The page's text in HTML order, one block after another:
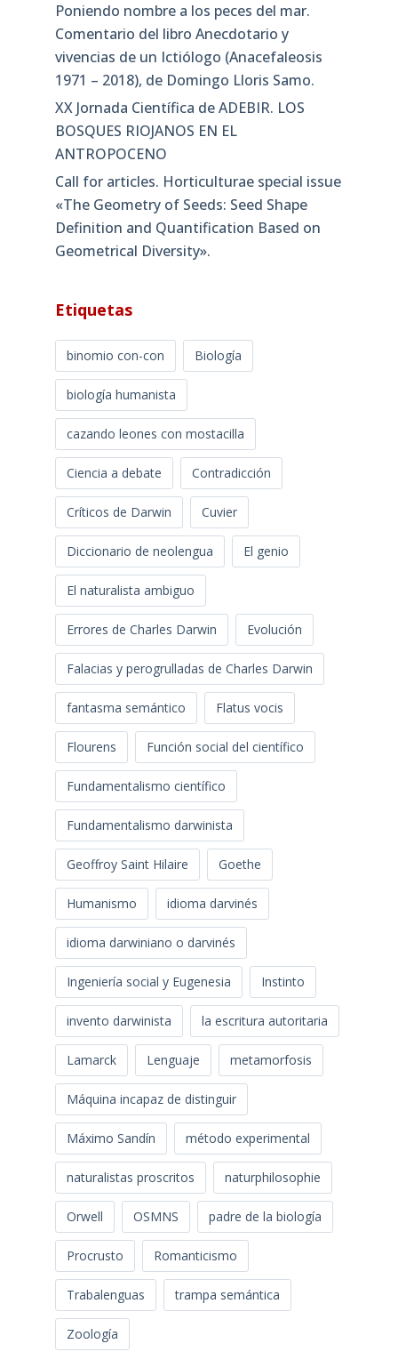
Poniendo nombre a los peces del mar.
Comentario del libro Anecdotario y
vivencias de un Ictiólogo (Anacefaleosis
1971 – 2018), de Domingo Lloris Samo.
XX Jornada Científica de ADEBIR. LOS
BOSQUES RIOJANOS EN EL
ANTROPOCENO
Call for articles. Horticulturae special issue
«The Geometry of Seeds: Seed Shape
Definition and Quantification Based on
Geometrical Diversity»​.
Etiquetas
binomio con-con Biología
biología humanista
cazando leones con mostacilla
Ciencia a debate Contradicción
Críticos de Darwin Cuvier
Diccionario de neolengua El genio
El naturalista ambiguo
Errores de Charles Darwin Evolución
Falacias y perogrulladas de Charles Darwin
fantasma semántico Flatus vocis
Flourens Función social del científico
Fundamentalismo científico
Fundamentalismo darwinista
Geoffroy Saint Hilaire Goethe
Humanismo idioma darvinés
idioma darwiniano o darvinés
Ingeniería social y Eugenesia Instinto
invento darwinista la escritura autoritaria
Lamarck Lenguaje metamorfosis
Máquina incapaz de distinguir
Máximo Sandín método experimental
naturalistas proscritos naturphilosophie
Orwell OSMNS padre de la biología
Procrusto Romanticismo
Trabalenguas trampa semántica
Zoología